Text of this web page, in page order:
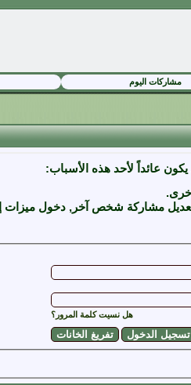
مشاركات اليوم
عائداً لأحد هذه الأسباب:
مشاركة شخص آخر, دخول ميزات
هل نسيت كلمة المرور؟